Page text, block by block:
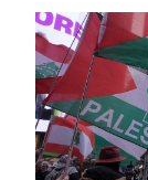
–
וכן במגמות
שאינם
ברזל"
ובניסיונות
ערוכה